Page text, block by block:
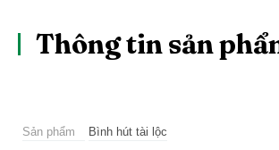
Thông tin sản
Sản phẩm Bình hút tài lộc